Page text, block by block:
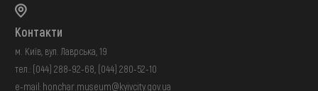
Контакти
м. Київ, вул. Лаврська, 19
тел.: (044) 288-92-68 (044) 280-52-10
e-mail: honchar.museum@kyivcity.gov.ua